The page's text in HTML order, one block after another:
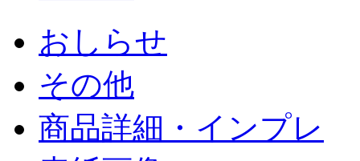
おしらせ
その他
商品詳細・インプレ